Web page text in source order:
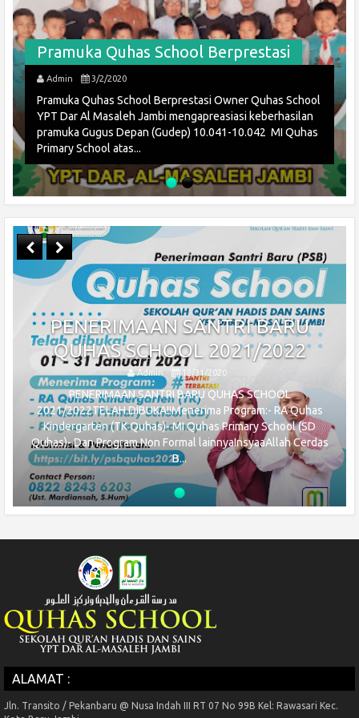
Pramuka Quhas School Berprestasi
Admin 3/2/2020
Pramuka Quhas School Berprestasi Owner Quhas School
YPT Dar Al Masaleh Jambi mengapreasiasi keberhasilan
pramuka Gugus Depan (Gudep) 10.041-10.042 MI Quhas
Primary School atas...
PENERIMAAN SANTRI BARU
QUHAS SCHOOL 2021/2022
Admin 12/31/2020
PENERIMAAN SANTRI BARU QUHAS SCHOOL
2021/2022TELAH DIBUKA!!Menerima Program:- RA Quhas
Kindergarten (TK Quhas)- MI Quhas Primary School (SD
Quhas)- Dan Program Non Formal lainnyaInsyaaAllah Cerdas
B...
ALAMAT :
Jln. Transito / Pekanbaru @ Nusa Indah III RT 07 No 99B Kel: Rawasari Kec.